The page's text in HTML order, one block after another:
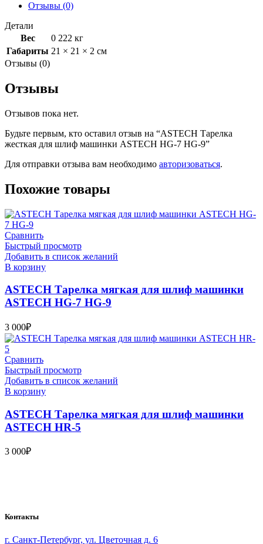
HG-
HG-
9
Отзывы (0)
Детали
Вес
0 222 кг
Габариты 21 × 21 × 2 см
Отзывы (0)
Отзывы
Отзывов пока нет.
Будьте первым, кто оставил отзыв на “ASTECH Тарелка
жесткая для шлиф машинки ASTECH HG-7 HG-9”
Для отправки отзыва вам необходимо авторизоваться.
Похожие товары
Сравнить
Быстрый просмотр
Добавить в список желаний
В корзину
ASTECH Тарелка мягкая для шлиф машинки
ASTECH HG-7 HG-9
3 000₽
Сравнить
Быстрый просмотр
Добавить в список желаний
В корзину
ASTECH Тарелка мягкая для шлиф машинки
ASTECH HR-5
3 000₽
Контакты
г. Санкт-Петербург, ул. Цветочная д. 6